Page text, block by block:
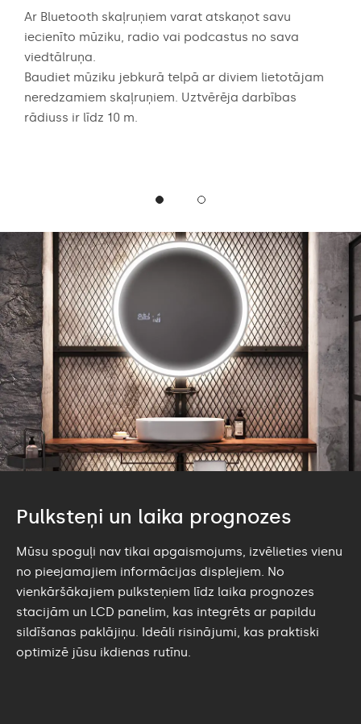
Ar Bluetooth skaļruņiem varat atskaņot savu
iecienīto mūziku, radio vai podcastus no sava
viedtālruņa.
Baudiet mūziku jebkurā telpā ar diviem lietotājam
neredzamiem skaļruņiem. Uztvērēja darbības
rādiuss ir līdz 10 m.
Pulksteņi un laika prognozes
Mūsu spoguļi nav tikai apgaismojums, izvēlieties vienu
no pieejamajiem informācijas displejiem. No
vienkāršākajiem pulksteņiem līdz laika prognozes
stacijām un LCD panelim, kas integrēts ar papildu
sildīšanas paklājiņu. Ideāli risinājumi, kas praktiski
optimizē jūsu ikdienas rutīnu.